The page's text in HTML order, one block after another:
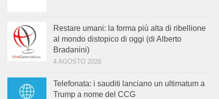
Restare umani: la forma più alta di ribellione
al mondo distopico di oggi (di Alberto
Bradanini)
4 AGOSTO 2026
Telefonata: i sauditi lanciano un ultimatum a
Trump a nome del CCG